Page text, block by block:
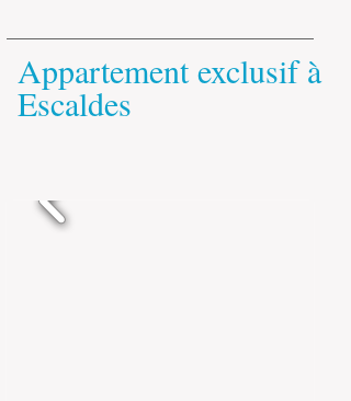
Appartement exclusif à
Escaldes